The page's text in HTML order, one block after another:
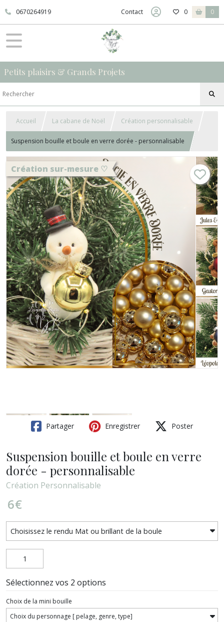
0670264919 Contact 0 0
Petits plaisirs & Grands Projets
Accueil La cabane de Noël Création personnalisable
Suspension bouille et boule en verre dorée - personnalisable
Création sur-mesure ♡
Partager Enregistrer Poster
Suspension bouille et boule en verre
dorée - personnalisable
Création Personnalisable
6€
Sélectionnez vos 2 options
Choix de la mini bouille